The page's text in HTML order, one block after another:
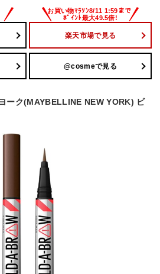
楽天市場で見る
@cosmeで見る
ーク(MAYBELLINE NEW YORK) ビ